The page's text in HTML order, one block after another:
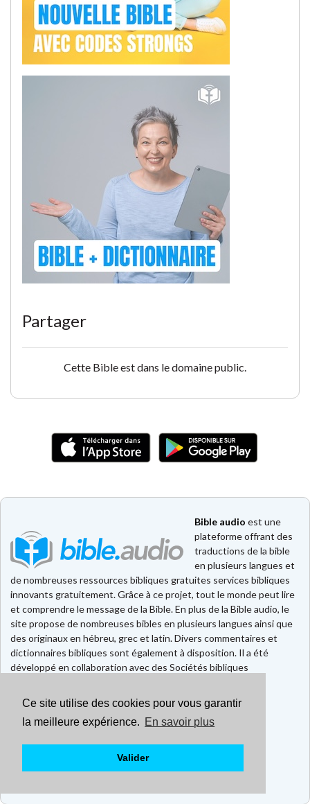
Ce site utilise des cookies pour vous garantir
la meilleure expérience. En savoir plus
Valider
Partager
Cette Bible est dans le domaine public.
Bible audio est une
plateforme offrant des
traductions de la bible
en plusieurs langues et
de nombreuses ressources bibliques gratuites services bibliques
innovants gratuitement. Grâce à ce projet, tout le monde peut lire
et comprendre le message de la Bible. En plus de la Bible audio, le
site propose de nombreuses bibles en plusieurs langues ainsi que
des originaux en hébreu, grec et latin. Divers commentaires et
dictionnaires bibliques sont également à disposition. Il a été
développé en collaboration avec des Sociétés bibliques
Faire un don
Contact